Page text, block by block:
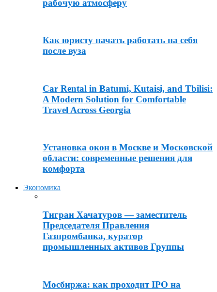
рабочую атмосферу
Как юристу начать работать на себя
после вуза
Car Rental in Batumi, Kutaisi, and Tbilisi:
A Modern Solution for Comfortable
Travel Across Georgia
Установка окон в Москве и Московской
области: современные решения для
комфорта
Экономика
Тигран Хачатуров — заместитель
Председателя Правления
Газпромбанка, куратор
промышленных активов Группы
Мосбиржа: как проходит IPO на